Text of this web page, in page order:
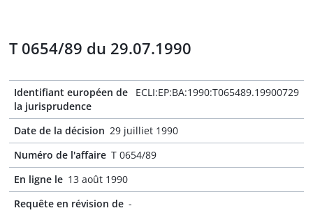
T 0654/89 du 29.07.1990
Identifiant européen de
la jurisprudence
ECLI:EP:BA:1990:T065489.19900729
Date de la décision 29 juilliet 1990
Numéro de l'affaire T 0654/89
En ligne le 13 août 1990
Requête en révision de -